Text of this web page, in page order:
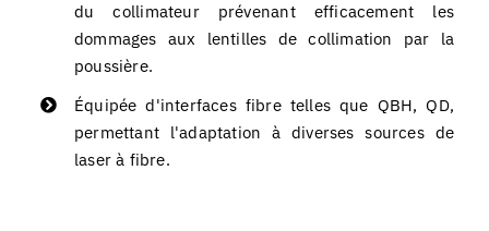
du collimateur prévenant efficacement les
dommages aux lentilles de collimation par la
poussière.
Équipée d'interfaces fibre telles que QBH, QD,
permettant l'adaptation à diverses sources de
laser à fibre.